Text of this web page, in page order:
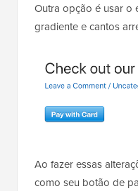
Outra opção é usar o
gradiente e cantos
Ao fazer essas
como seu botão de